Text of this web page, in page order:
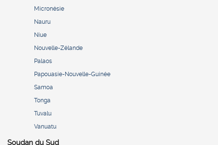
Micronésie
Nauru
Niue
Nouvelle-Zélande
Palaos
Papouasie-Nouvelle-Guinée
Samoa
Tonga
Tuvalu
Vanuatu
Soudan du Sud